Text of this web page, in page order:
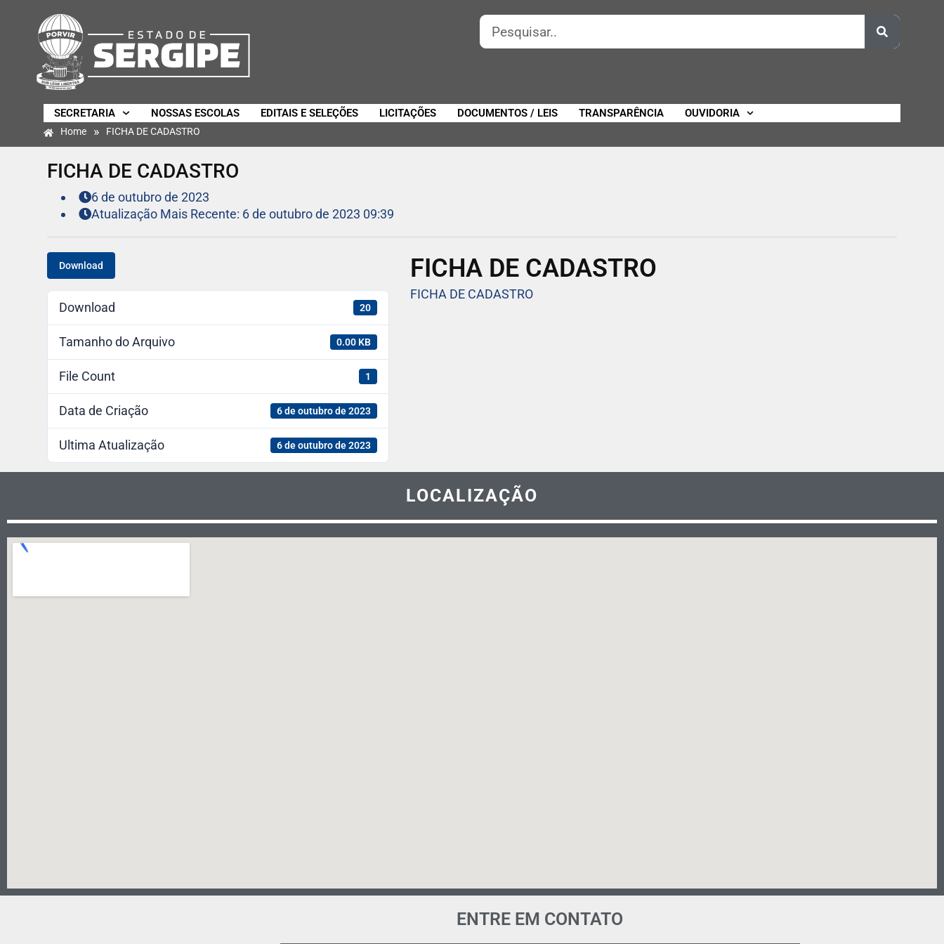
SECRETARIA NOSSAS ESCOLAS EDITAIS E SELEÇÕES LICITAÇÕES DOCUMENTOS / LEIS TRANSPARÊNCIA OUVIDORIA
Home » FICHA DE CADASTRO
FICHA DE CADASTRO
6 de outubro de 2023
Atualização Mais Recente: 6 de outubro de 2023 09:39
Download
Download 20
Tamanho do Arquivo 0.00 KB
File Count 1
Data de Criação 6 de outubro de 2023
Ultima Atualização 6 de outubro de 2023
FICHA DE CADASTRO
FICHA DE CADASTRO
LOCALIZAÇÃO
ENTRE EM CONTATO